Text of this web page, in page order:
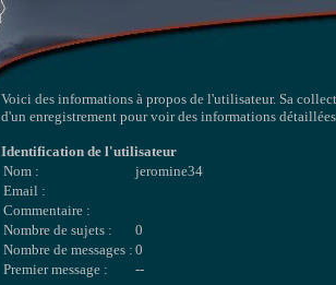
Voici des informations à propos de l'utilisateur. Sa
d'un enregistrement pour voir des informations
Identification de l'utilisateur
Nom :
jeromine34
Email :
Commentaire :
Nombre de sujets :
0
Nombre de messages : 0
Premier message :
--